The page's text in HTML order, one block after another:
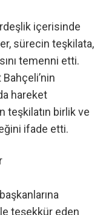
içerisinde
sürecin teşkilata,
temenni etti.
hareket
teşkilatın birlik ve
ifade etti.
teşekkür eden